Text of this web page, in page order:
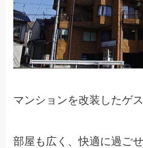
マンションを改装したゲス
部屋も広く、快適に過ごせ